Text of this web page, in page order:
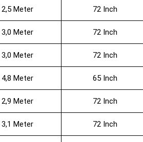
2,5 Meter 72 Inch
3,0 Meter 72 Inch
3,0 Meter 72 Inch
4,8 Meter 65 Inch
2,9 Meter 72 Inch
3,1 Meter 72 Inch